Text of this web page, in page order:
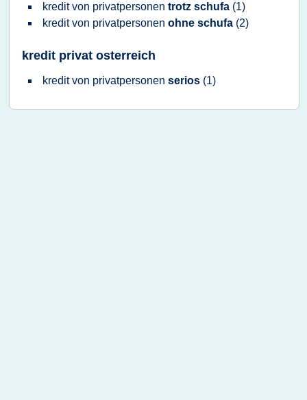
kredit von privatpersonen trotz schufa (1)
kredit von privatpersonen ohne schufa (2)
kredit privat osterreich
kredit von privatpersonen serios (1)